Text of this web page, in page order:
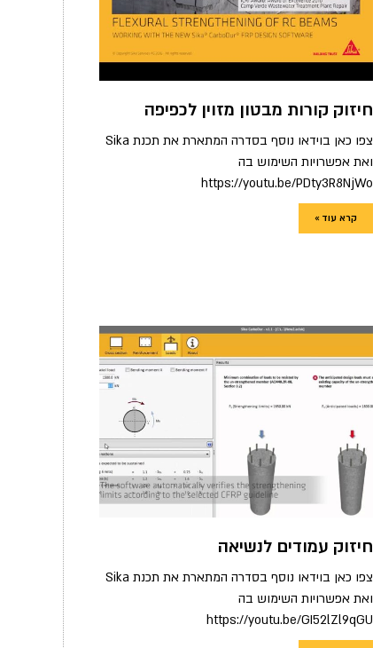
חיזוק קורות מבטון מזוין לכפיפה
צפו כאן בוידאו נוסף בסדרה המתארת את תכנת Sika
ואת אפשרויות השימוש בה
https://youtu.be/PDty3R8NjWo
קרא עוד »
חיזוק עמודים לנשיאה
צפו כאן בוידאו נוסף בסדרה המתארת את תכנת Sika
ואת אפשרויות השימוש בה
https://youtu.be/GI52lZl9qGU